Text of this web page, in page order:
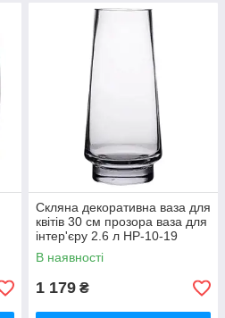
Скляна декоративна ваза для
квітів 30 см прозора ваза для
інтер'єру 2.6 л HP-10-19
В наявності
1 179 ₴